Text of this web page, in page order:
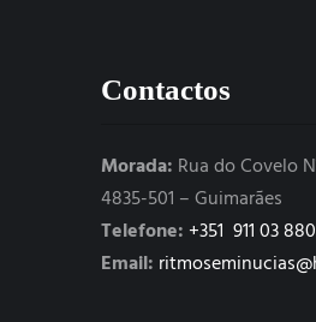
Contactos
Morada: Rua do Covelo
4835-501 – Guimarães
Telefone: +351 911 03
Email: